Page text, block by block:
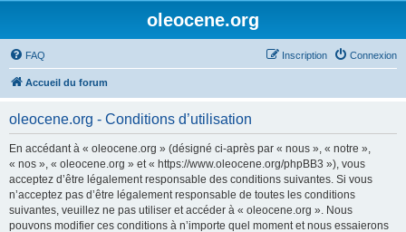
oleocene.org
FAQ Connexion
Inscription
Accueil du forum
oleocene.org - Conditions d’utilisation
En accédant à « oleocene.org » (désigné ci-après par « nous », « notre »,
« nos », « oleocene.org » et « https://www.oleocene.org/phpBB3 »), vous
acceptez d’être légalement responsable des conditions suivantes. Si vous
n’acceptez pas d’être légalement responsable de toutes les conditions
suivantes, veuillez ne pas utiliser et accéder à « oleocene.org ». Nous
pouvons modifier ces conditions à n’importe quel moment et nous essaierons